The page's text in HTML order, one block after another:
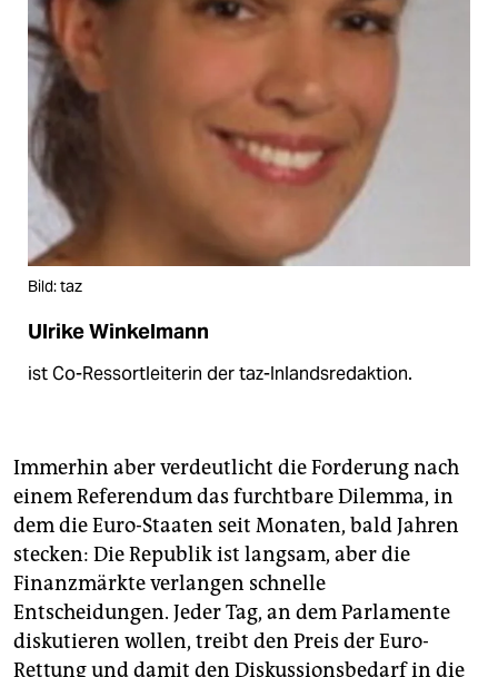
Bild: taz
Ulrike Winkelmann
ist Co-Ressortleiterin der taz-Inlandsredaktion.
Immerhin aber verdeutlicht die Forderung nach
einem Referendum das furchtbare Dilemma, in
dem die Euro-Staaten seit Monaten, bald Jahren
stecken: Die Republik ist langsam, aber die
Finanzmärkte verlangen schnelle
Entscheidungen. Jeder Tag, an dem Parlamente
diskutieren wollen, treibt den Preis der Euro-
Rettung und damit den Diskussionsbedarf in die